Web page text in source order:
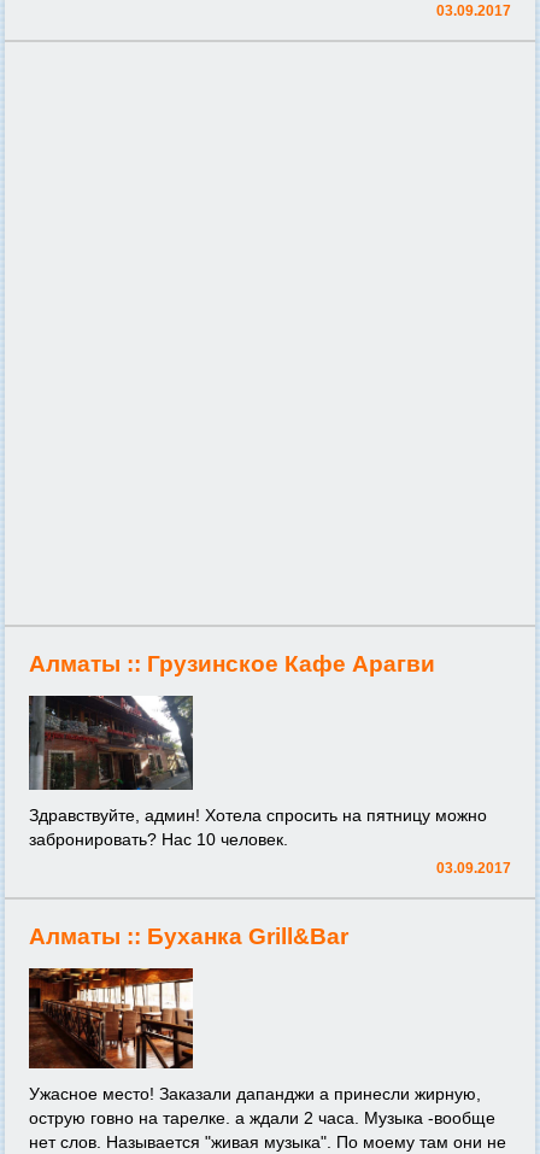
03.09.2017
Алматы :: Грузинское Кафе Арагви
Здравствуйте, админ! Хотела спросить на пятницу можно
забронировать? Нас 10 человек.
03.09.2017
Алматы :: Буханка Grill&Bar
Ужасное место! Заказали дапанджи а принесли жирную,
острую говно на тарелке. а ждали 2 часа. Музыка -вообще
нет слов. Называется "живая музыка". По моему там они не